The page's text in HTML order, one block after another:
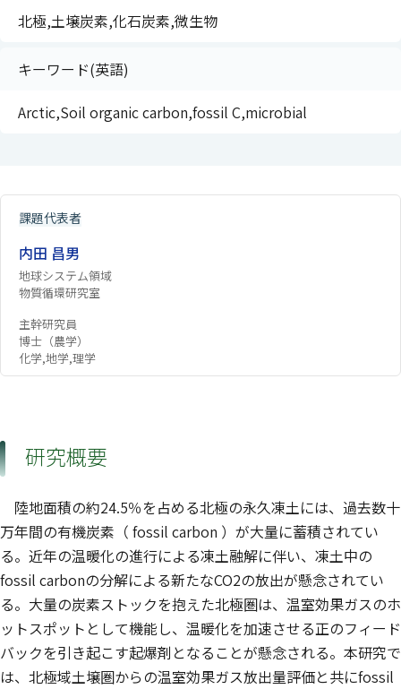
北極,土壌炭素,化石炭素,微生物
キーワード(英語)
Arctic,Soil organic carbon,fossil C,microbial
課題代表者
内田 昌男
地球システム領域
物質循環研究室
主幹研究員
博士（農学）
化学,地学,理学
研究概要
陸地面積の約24.5％を占める北極の永久凍土には、過去数十
万年間の有機炭素（ fossil carbon ）が大量に蓄積されてい
る。近年の温暖化の進行による凍土融解に伴い、凍土中の
fossil carbonの分解による新たなCO2の放出が懸念されてい
る。大量の炭素ストックを抱えた北極圏は、温室効果ガスのホ
ットスポットとして機能し、温暖化を加速させる正のフィード
バックを引き起こす起爆剤となることが懸念される。本研究で
は、北極域土壌圏からの温室効果ガス放出量評価と共にfossil